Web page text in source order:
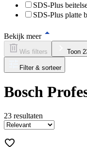
SDS-Plus
SDS-Plus platte
Bekijk meer
Wis filters Toon
Filter & sorteer
Bosch
23 resultaten